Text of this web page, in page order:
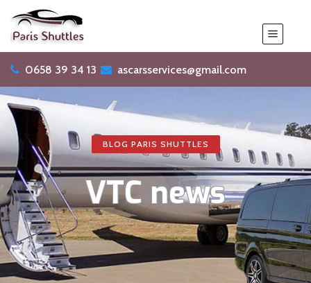
0658 39 34 13 ascarsservices@gmail.com
BLOG PARIS SHUTTLES
VTC news